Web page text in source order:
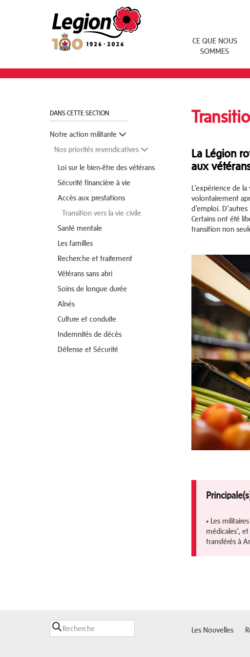
Royal Canadian Legion
CE QUE NOUS
SOMMES
DANS CETTE SECTION
Notre action militante
Nos priorités revendicatives
Loi sur le bien-être des vétérans
Sécurité financière à vie
Accès aux prestations
Transition vers la vie civile
Santé mentale
Les familles
Recherche et traitement
Vétérans sans abri
Soins de longue durée
Aînés
Culture et conduite
Indemnités de décès
Défense et Sécurité
La Légion
aux
L'expérience de
volontairement
d'emploi. D'autres
Certains ont été
transition non
• Les
médicales',
transférés à
Les Nouvelles